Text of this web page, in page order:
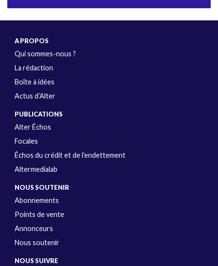
A PROPOS
Qui sommes-nous ?
La rédaction
Boîte à idées
Actus d’Alter
PUBLICATIONS
Alter Échos
Focales
Échos du crédit et de l’endettement
Altermedialab
NOUS SOUTENIR
Abonnements
Points de vente
Annonceurs
Nous soutenir
NOUS SUIVRE